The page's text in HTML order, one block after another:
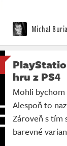
Michal
hru z PS4
Mohli bychom
Alespoň to
Zároveň s tím
barevné